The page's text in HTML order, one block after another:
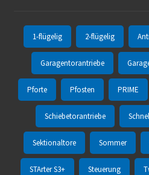
1-flügelig 2-flügelig
Garagentorantriebe
Pforte Pfosten PRIME
Schiebetorantriebe
Sektionaltore Sommer
STArter S3+ Steuerung